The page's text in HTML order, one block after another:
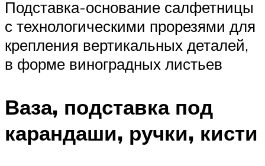
Подставка-основание салфетницы
с технологическими прорезями для
крепления вертикальных деталей,
в форме виноградных листьев
Ваза, подставка под
карандаши, ручки, кисти